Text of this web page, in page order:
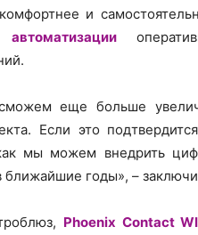
комфортнее и
автоматизации
еще больше
Если это
мы можем внедрить
ближайшие годы», –
Phoenix Contact